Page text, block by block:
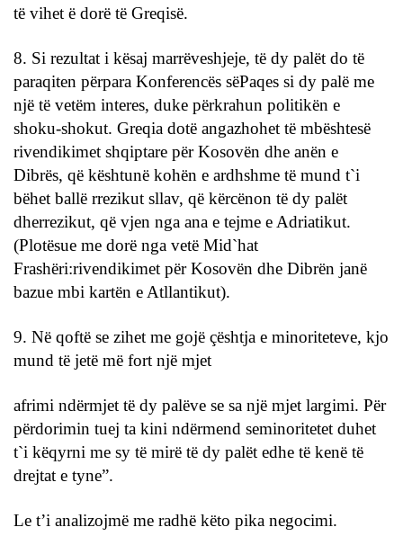
të vihet ë dorë të Greqisë.
8. Si rezultat i kësaj marrëveshjeje, të dy palët do të
paraqiten përpara Konferencës sëPaqes si dy palë me
një të vetëm interes, duke përkrahun politikën e
shoku-shokut. Greqia dotë angazhohet të mbështesë
rivendikimet shqiptare për Kosovën dhe anën e
Dibrës, që kështunë kohën e ardhshme të mund t`i
bëhet ballë rrezikut sllav, që kërcënon të dy palët
dherrezikut, që vjen nga ana e tejme e Adriatikut.
(Plotësue me dorë nga vetë Mid`hat
Frashëri:rivendikimet për Kosovën dhe Dibrën janë
bazue mbi kartën e Atllantikut).
9. Në qoftë se zihet me gojë çështja e minoriteteve, kjo
mund të jetë më fort një mjet
afrimi ndërmjet të dy palëve se sa një mjet largimi. Për
përdorimin tuej ta kini ndërmend seminoritetet duhet
t`i këqyrni me sy të mirë të dy palët edhe të kenë të
drejtat e tyne”.
Le t’i analizojmë me radhë këto pika negocimi.